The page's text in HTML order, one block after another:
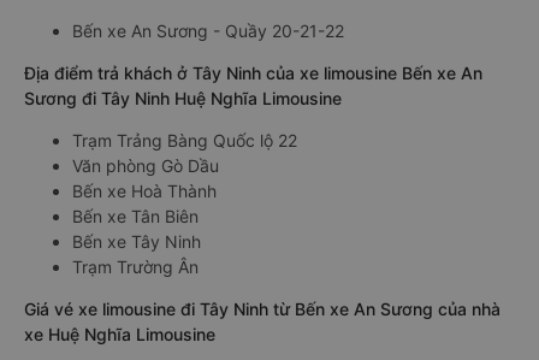
Bến xe An Sương - Quầy 20-21-22
Địa điểm trả khách ở Tây Ninh của xe limousine Bến xe An
Sương đi Tây Ninh Huệ Nghĩa Limousine
Trạm Trảng Bàng Quốc lộ 22
Văn phòng Gò Dầu
Bến xe Hoà Thành
Bến xe Tân Biên
Bến xe Tây Ninh
Trạm Trường Ân
Giá vé xe limousine đi Tây Ninh từ Bến xe An Sương của nhà
xe Huệ Nghĩa Limousine